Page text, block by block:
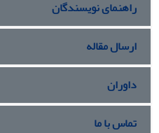
راهنمای نویسندگان
ارسال مقاله
داوران
تماس با ما